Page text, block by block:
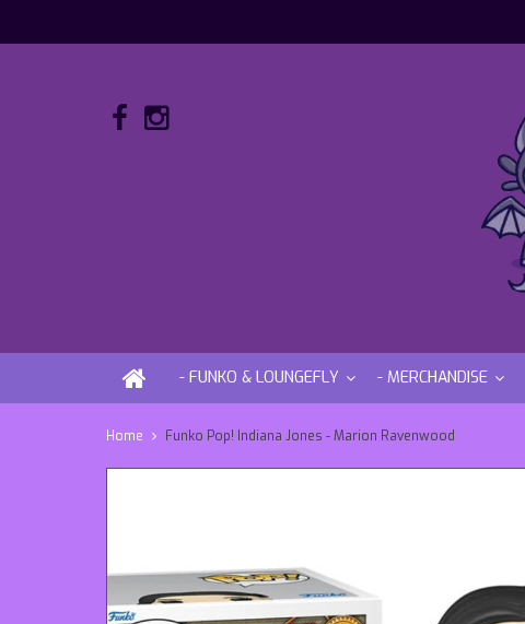
- FUNKO & LOUNGEFLY - MERCHANDISE
Home Funko Pop! Indiana Jones - Marion Ravenwood